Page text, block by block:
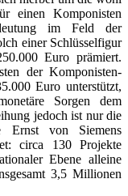
einen Komponisten
im Feld der
einer Schlüsselfigur
Euro prämiert.
der Komponisten-
Euro unterstützt,
Sorgen dem
jedoch ist nur die
Ernst von Siemens
circa 130 Projekte
Ebene alleine
3,5 Millionen